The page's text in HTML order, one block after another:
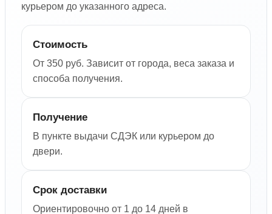
курьером до указанного адреса.
Стоимость
От 350 руб. Зависит от города, веса заказа и
способа получения.
Получение
В пункте выдачи СДЭК или курьером до
двери.
Срок доставки
Ориентировочно от 1 до 14 дней в